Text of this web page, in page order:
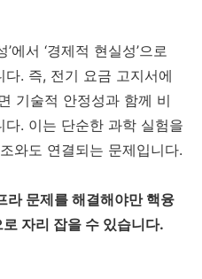
에서 ‘경제적 현실성’으로
. 즉, 전기 요금 고지서에
기술적 안정성과 함께 비
. 이는 단순한 과학 실험을
와도 연결되는 문제입니다.
라 문제를 해결해야만 핵융
자리 잡을 수 있습니다.